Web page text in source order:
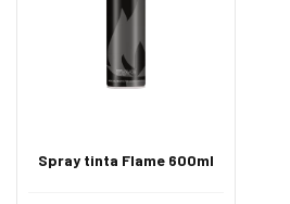
Spray tinta Flame 600ml